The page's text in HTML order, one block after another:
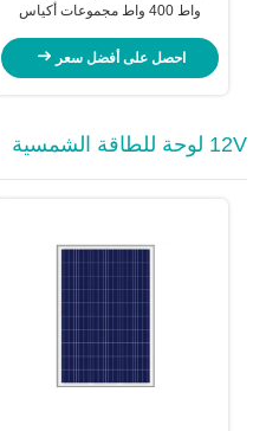
واط 400 واط مجموعات أكياس
احصل على أفضل سعر
12V لوحة للطاقة الشمسية